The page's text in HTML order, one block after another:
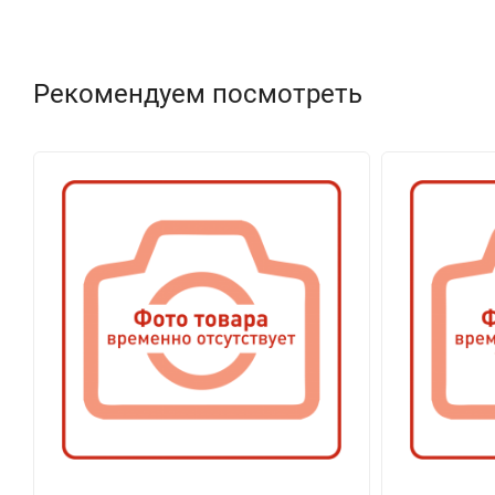
Рекомендуем посмотреть